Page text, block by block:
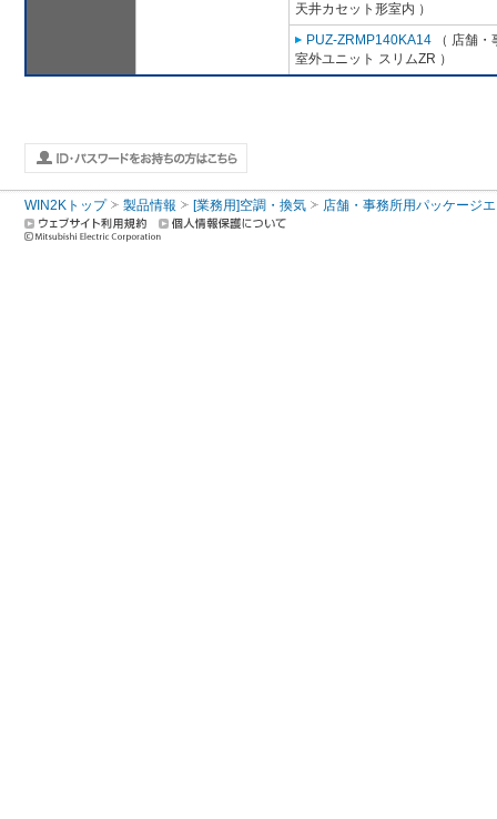
天井カセット形室内 ）
PUZ-ZRMP140KA14 （ 店舗
室外ユニット スリムZR ）
WIN2Kトップ 製品情報 [業務用]空調・換気 店舗・事務所用パッケージ